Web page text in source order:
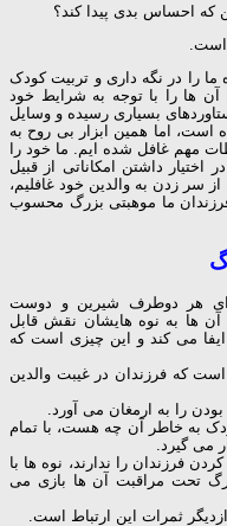
احساس بدی پیدا کند؟
است.
را در نگه داری و تربیت کودک
آن ها را با توجه به شرایط خود
بسیاری رسیده و وسایل
است، اما همین ابزار بی روح به
مهم غافل شده ایم. ما خود را
اختیار داشتن امکاناتی از قبیل
سر زدن به والدین خود غافلیم،
ما موهبتی بزرگ محسوب
برای هر دوطرف شیرین و دوست
ها به نوه هایشان نقش قابل
ایفا می کند و این چیزی است که
که فرزندان در غیبت والدین
را به ارمغان می آورد.
به خاطر آن چه هست، با تمام
می گیرد.
فرزندان را ندارند، نوه ها با
تحت مراقبت آن ها بازی می
ثمرات این ارتباط است.